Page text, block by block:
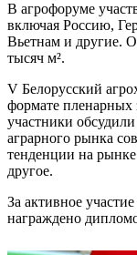
В агрофоруме
включая Россию,
Вьетнам и другие.
тысяч м².
V Белорусский
формате пленарных
участники
аграрного рынка
тенденции на
другое.
За активное
награждено